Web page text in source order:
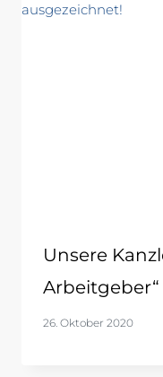
Unsere
26. Oktober 2020